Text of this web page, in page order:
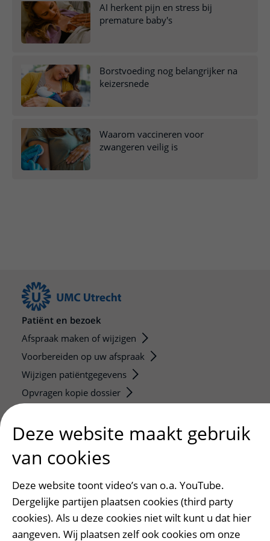
AI herkent pijn en stress bij
premature baby's
Borstvoeding nog belangrijker na
keizersnede
Waarom vaccineren voor
zwangeren veilig is
Patiënt en bezoek
Afspraak maken of wijzigen
Voorbereiden op uw afspraak
Wijzigen patiëntgegevens
Opvragen kopie dossier
Onderwijs en onderzoek
Onze opleidingen
Stage en opleidingsplaatsen
Research
Strategic programs
Deze website maakt gebruik
van cookies
Deze website toont video’s van o.a. YouTube.
Dergelijke partijen plaatsen cookies (third party
cookies). Als u deze cookies niet wilt kunt u dat hier
aangeven. Wij plaatsen zelf ook cookies om onze